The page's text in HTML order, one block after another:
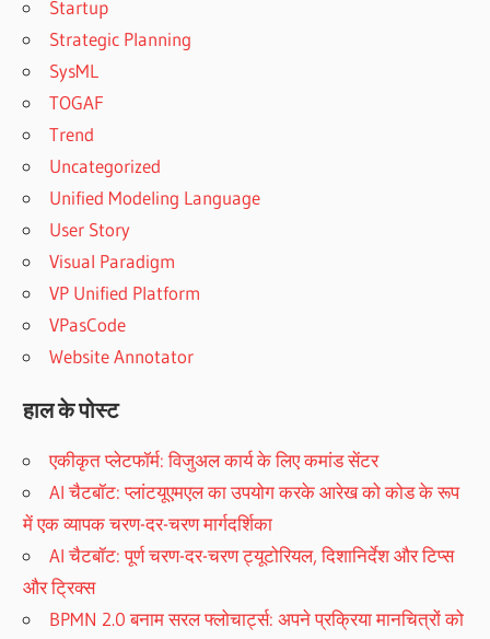
Startup
Strategic Planning
SysML
TOGAF
Trend
Uncategorized
Unified Modeling Language
User Story
Visual Paradigm
VP Unified Platform
VPasCode
Website Annotator
हाल के पोस्ट
एकीकृत प्लेटफॉर्म: विजुअल कार्य के लिए कमांड सेंटर
AI चैटबॉट: प्लांटयूएमएल का उपयोग करके आरेख को कोड के रूप
में एक व्यापक चरण-दर-चरण मार्गदर्शिका
AI चैटबॉट: पूर्ण चरण-दर-चरण ट्यूटोरियल, दिशानिर्देश और टिप्स
और ट्रिक्स
BPMN 2.0 बनाम सरल फ्लोचार्ट्स: अपने प्रक्रिया मानचित्रों को